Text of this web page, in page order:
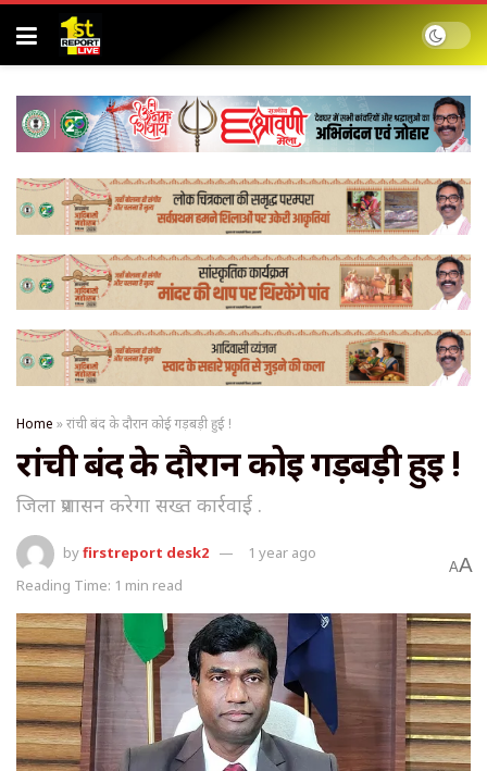
Home »रांची बंद के दौरान कोई गड़बड़ी हुई !
रांची बंद के दौरान कोई गड़बड़ी हुई !
जिला प्रशासन करेगा सख्त कार्रवाई .
byfirstreport desk2
1 year ago
Reading Time: 1 min read
AA